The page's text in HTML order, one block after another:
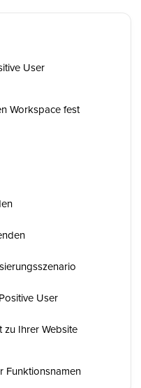
User
Workspace fest
User
Ihrer Website
Funktionsnamen